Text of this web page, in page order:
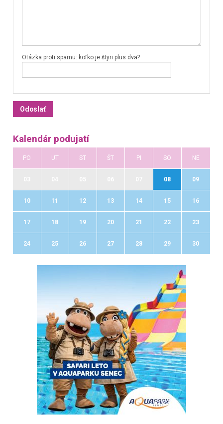
Otázka proti spamu: koľko je štyri plus dva?
Kalendár podujatí
PO UT ST ŠT PI SO NE
08 09
10 11 12 13 14 15 16
17 18 19 20 21 22 23
24 25 26 27 28 29 30